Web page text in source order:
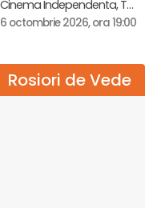
Cinema Independenta, Targoviste
6 octombrie 2026, ora 19:00
Rosiori de Vede